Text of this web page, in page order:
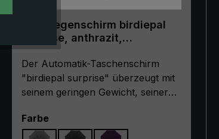
City-Regenschirm birdiepal
surprise, anthrazit,
Automatik
Der Automatik-Taschenschirm
"birdiepal surprise" überzeugt mit
seinem geringen Gewicht, seiner
angenehm großen Dach. Mit seiner
Länge von nur 28 cm im
Farbeauswählen